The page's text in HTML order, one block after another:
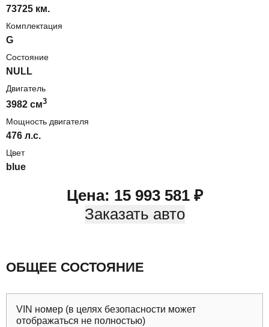
73725 км.
Комплектация
G
Состояние
NULL
Двигатель
3982 cм3
Мощность двигателя
476 л.с.
Цвет
blue
Цена: 15 993 581₽
Заказать авто
ОБЩЕЕ СОСТОЯНИЕ
VIN номер (в целях безопасности может
отображаться не полностью)